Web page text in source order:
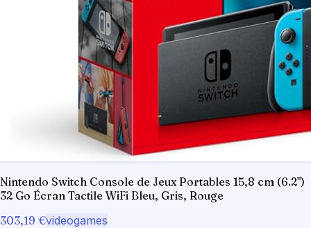
Nintendo Switch Console de Jeux Portables 15,8 cm (6.2")
32 Go Écran Tactile WiFi Bleu, Gris, Rouge
303,19 €videogames